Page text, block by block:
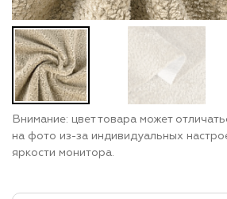
Внимание: цвет товара может
на фото из-за индивидуальных
яркости монитора.